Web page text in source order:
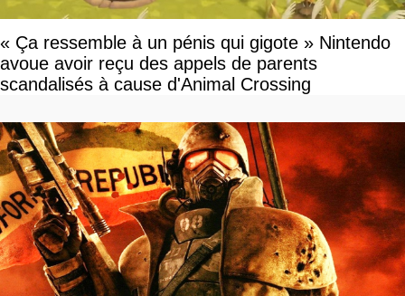
« Ça ressemble à un pénis qui gigote » Nintendo
avoue avoir reçu des appels de parents
scandalisés à cause d'Animal Crossing